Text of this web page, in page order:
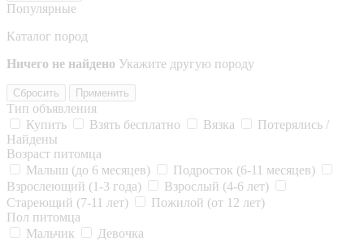
Популярные
Каталог пород
Ничего не найдено Укажите другую породу
Сбросить Применить
Тип объявления
Купить
Взять бесплатно Вязка
Потерялись /
Найдены
Возраст питомца
Малыш (до 6 месяцев)
Подросток (6-11 месяцев)
Взрослеющий (1-3 года)
Взрослый (4-6 лет)
Стареющий (7-11 лет)
Пожилой (от 12 лет)
Пол питомца
Мальчик
Девочка